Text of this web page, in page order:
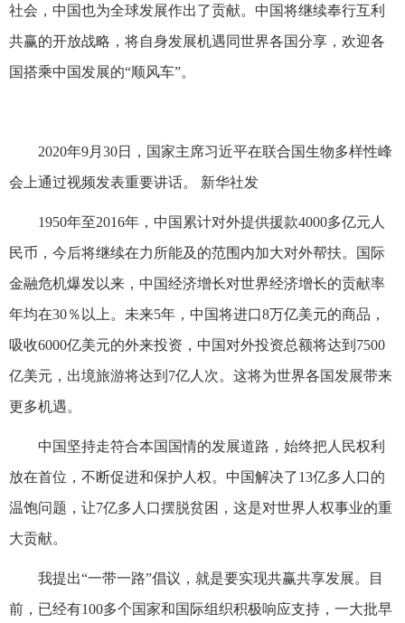
社会，中国也为全球发展作出了贡献。中国将继续奉行互利
共赢的开放战略，将自身发展机遇同世界各国分享，欢迎各
国搭乘中国发展的“顺风车”。
2020年9月30日，国家主席习近平在联合国生物多样性峰
会上通过视频发表重要讲话。 新华社发
1950年至2016年，中国累计对外提供援款4000多亿元人
民币，今后将继续在力所能及的范围内加大对外帮扶。国际
金融危机爆发以来，中国经济增长对世界经济增长的贡献率
年均在30％以上。未来5年，中国将进口8万亿美元的商品，
吸收6000亿美元的外来投资，中国对外投资总额将达到7500
亿美元，出境旅游将达到7亿人次。这将为世界各国发展带来
更多机遇。
中国坚持走符合本国国情的发展道路，始终把人民权利
放在首位，不断促进和保护人权。中国解决了13亿多人口的
温饱问题，让7亿多人口摆脱贫困，这是对世界人权事业的重
大贡献。
我提出“一带一路”倡议，就是要实现共赢共享发展。目
前，已经有100多个国家和国际组织积极响应支持，一大批早